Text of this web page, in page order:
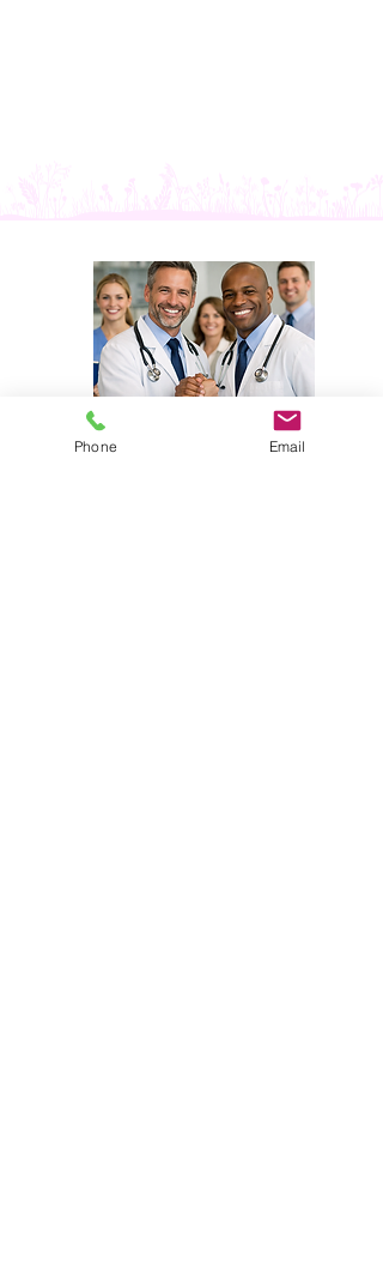
​ご応募お待ちしております
Phone Email